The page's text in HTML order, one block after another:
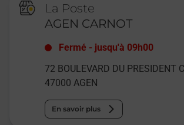
La Poste
AGEN CARNOT
Fermé - jusqu'à 09h00
72 BOULEVARD DU PRESIDENT
47000 AGEN
En savoir plus